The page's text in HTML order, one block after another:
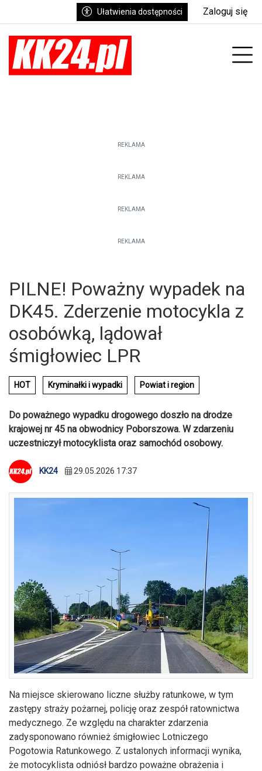
Ułatwienia dostępności Zaloguj się
REKLAMA
REKLAMA
REKLAMA
REKLAMA
PILNE! Poważny wypadek na
DK45. Zderzenie motocykla z
osobówką, lądował
śmigłowiec LPR
HOT Kryminałki i wypadki Powiat i region
Do poważnego wypadku drogowego doszło na drodze
krajowej nr 45 na obwodnicy Poborszowa. W zdarzeniu
uczestniczył motocyklista oraz samochód osobowy.
KK24 29.05.2026 17:37
Na miejsce skierowano liczne służby ratunkowe, w tym
zastępy straży pożarnej, policję oraz zespół ratownictwa
medycznego. Ze względu na charakter zdarzenia
zadysponowano również śmigłowiec Lotniczego
Pogotowia Ratunkowego. Z ustalonych informacji wynika,
że motocyklista odniósł bardzo poważne obrażenia i